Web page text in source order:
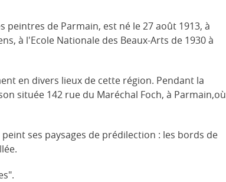
de Parmain, est né le 27 août 1913, à
à l'Ecole Nationale des Beaux-Arts de 1930 à
en divers lieux de cette région. Pendant la
située 142 rue du Maréchal Foch, à Parmain,où
ses paysages de prédilection : les bords de